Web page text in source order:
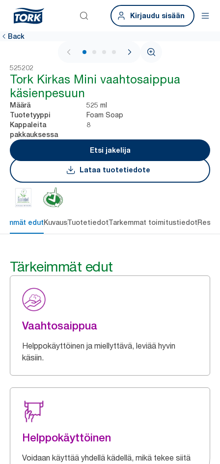
Kirjaudu sisään
Back
1 / 4
525202
Tork Kirkas Mini vaahtosaippua
käsienpesuun
Määrä 525 ml
Tuotetyyppi Foam Soap
Kappaleita
pakkauksessa
8
Etsi jakelija
Lataa tuotetiedote
edutKuvausTuotetiedotTarkemmat toimitustiedot
Tärkeimmät edut
Vaahtosaippua
Helppokäyttöinen ja miellyttävä, leviää hyvin
käsiin.
Helppokäyttöinen
Voidaan käyttää yhdellä kädellä, mikä tekee siitä